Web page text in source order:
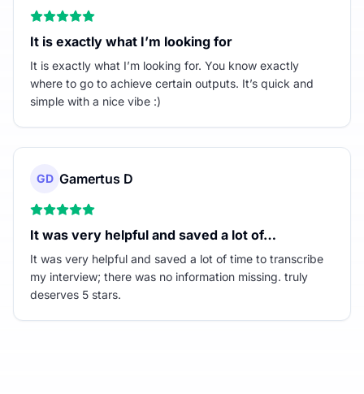
It is exactly what I’m looking for
It is exactly what I’m looking for. You know exactly
where to go to achieve certain outputs. It’s quick and
simple with a nice vibe :)
GD Gamertus D
It was very helpful and saved a lot of…
It was very helpful and saved a lot of time to transcribe
my interview; there was no information missing. truly
deserves 5 stars.